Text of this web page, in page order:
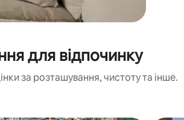
для відпочинку
за розташування, чистоту та інше.